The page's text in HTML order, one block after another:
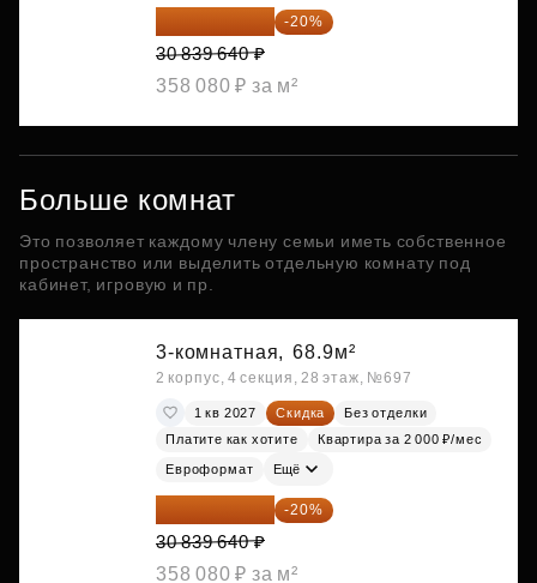
24 671 712 ₽ -20%
30 839 640 ₽
358 080 ₽ за м²
Больше комнат
Это позволяет каждому члену семьи иметь собственное
пространство или выделить отдельную комнату под
кабинет, игровую и пр.
3-комнатная, 68.9м²
2 корпус, 4 секция, 28 этаж, №697
1 кв 2027 Скидка
Без отделки
Платите как хотите
Квартира за 2 000 ₽/мес
Евроформат Ещё
24 671 712 ₽ -20%
30 839 640 ₽
358 080 ₽ за м²